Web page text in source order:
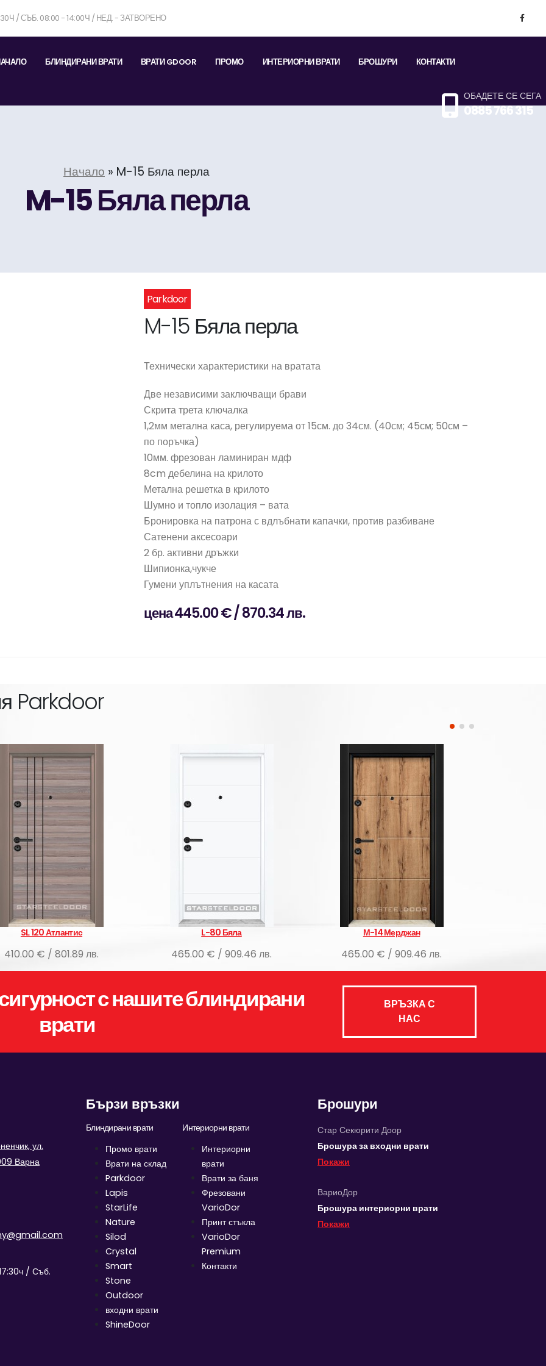
/ СЪБ. 08:00 - 14:00Ч / НЕД. - ЗАТВОРЕНО
БЛИНДИРАНИ ВРАТИ ВРАТИ GDOOR ПРОМО ИНТЕРИОРНИ ВРАТИ БРОШУРИ КОНТАКТИ
ОБАДЕТЕ СЕ СЕГА
0885 766 315
Начало » M-15 Бяла перла
M-15 Бяла перла
Parkdoor
M-15 Бяла перла
Технически характеристики на вратата
Две независими заключващи брави
Скрита трета ключалка
1,2мм метална каса, регулируема от 15см. до 34см. (40см; 45см; 50см –
по поръчка)
10мм. фрезован ламиниран мдф
8cm дебелина на крилото
Метална решетка в крилото
Шумно и топло изолация – вата
Бронировка на патрона с вдлъбнати капачки, против разбиване
Сатенени аксесоари
2 бр. активни дръжки
Шипионка,чукче
Гумени уплътнения на касата
цена 445.00 € / 870.34 лв.
Parkdoor
SL 120 Атлантис
410.00 € / 801.89 лв.
L-80 Бяла
465.00 € / 909.46 лв.
М-14 Мерджан
465.00 € / 909.46 лв.
с нашите блиндирани
врати
ВРЪЗКА С
НАС
ул.
Варна
/ Съб.
Бързи връзки
Блиндирани врати
Промо врати
Врати на склад
Parkdoor
Lapis
StarLife
Nature
Silod
Crystal
Smart
Stone
Outdoor
входни врати
ShineDoor
Интериорни врати
Интериорни
врати
Врати за баня
Фрезовани
VarioDor
Принт стъкла
VarioDor
Premium
Контакти
Брошури
Стар Секюрити Доор
Брошура за входни врати
Покажи
ВариоДор
Брошура интериорни врати
Покажи